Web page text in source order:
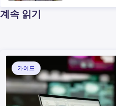
계속 읽기
가이드